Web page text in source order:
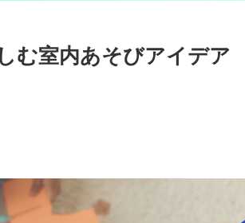
む室内あそびアイデア